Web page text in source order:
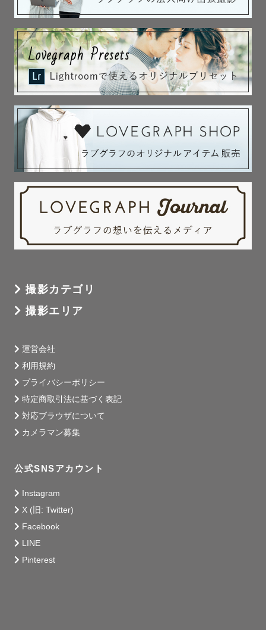
撮影カテゴリ
撮影エリア
運営会社
利用規約
プライバシーポリシー
特定商取引法に基づく表記
対応ブラウザについて
カメラマン募集
公式SNSアカウント
Instagram
X (旧: Twitter)
Facebook
LINE
Pinterest